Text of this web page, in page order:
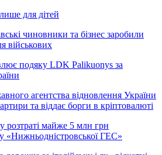
для дітей
чиновники та бізнес заробили
військових
подяку LDK Palikuonys за
агентства відновлення України
та віддає борги в кріптовалюті
розтраті майже 5 млн грн
«Нижньодністровської ГЕС»